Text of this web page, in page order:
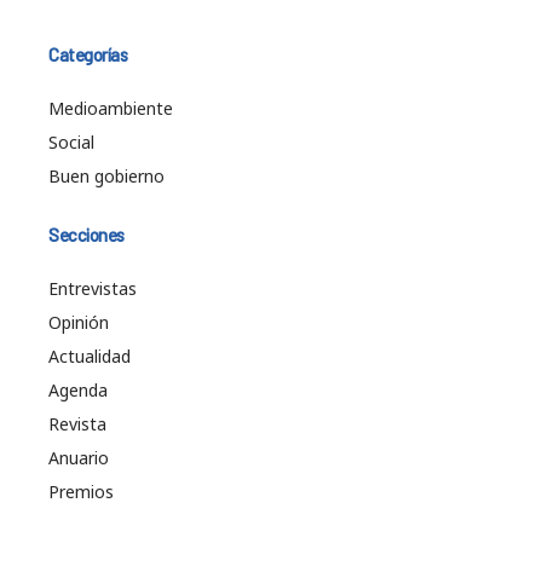
Categorías
Medioambiente
Social
Buen gobierno
Secciones
Entrevistas
Opinión
Actualidad
Agenda
Revista
Anuario
Premios